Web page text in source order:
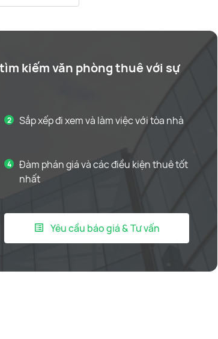
kiếm văn phòng thuê với sự
Sắp xếp đi xem và làm việc với tòa nhà
Đàm phán giá và các điều kiện thuê tốt
nhất
Yêu cầu báo giá & Tư vấn